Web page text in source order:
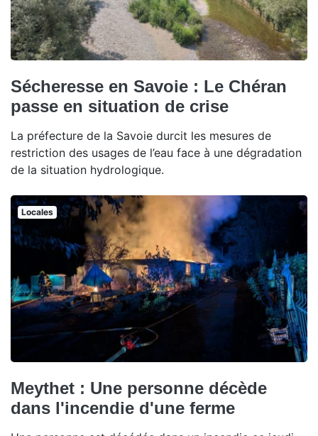
Sécheresse en Savoie : Le Chéran
passe en situation de crise
La préfecture de la Savoie durcit les mesures de
restriction des usages de l’eau face à une dégradation
de la situation hydrologique.
Locales
Meythet : Une personne décède
dans l'incendie d'une ferme